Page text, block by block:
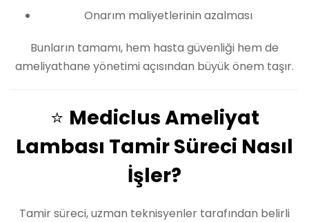
Onarım maliyetlerinin azalması
Bunların tamamı, hem hasta güvenliği hem de
ameliyathane yönetimi açısından büyük önem taşır.
⭐ Mediclus Ameliyat
Lambası Tamir Süreci Nasıl
İşler?
Tamir süreci, uzman teknisyenler tarafından belirli